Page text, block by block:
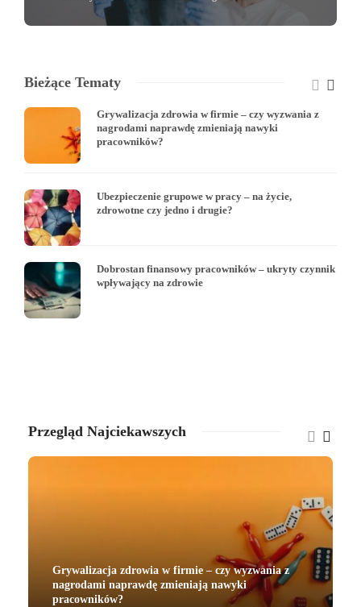
Bieżące Tematy
Grywalizacja zdrowia w firmie – czy wyzwania z
nagrodami naprawdę zmieniają nawyki
pracowników?
Ubezpieczenie grupowe w pracy – na życie,
zdrowotne czy jedno i drugie?
Dobrostan finansowy pracowników – ukryty czynnik
wpływający na zdrowie
Przegląd Najciekawszych
Grywalizacja zdrowia w firmie – czy wyzwania z
nagrodami naprawdę zmieniają nawyki
pracowników?